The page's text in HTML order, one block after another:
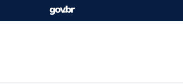
Skip to main content